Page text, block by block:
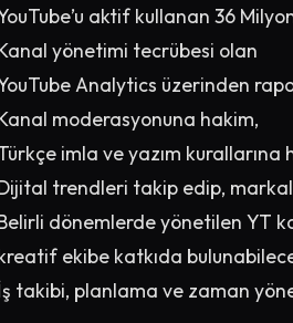
aktif kullanan 36
yönetimi tecrübesi olan
Analytics üzerinden
moderasyonuna hakim,
imla ve yazım kurallarına
trendleri takip edip,
dönemlerde yönetilen YT
ekibe katkıda
takibi, planlama ve zaman